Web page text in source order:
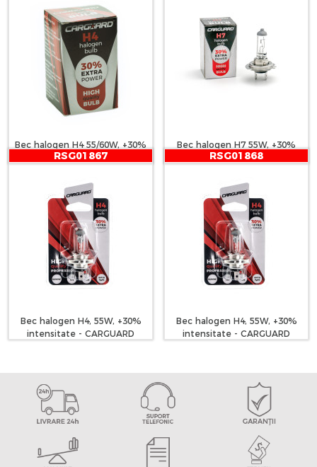
Bec halogen H4 55/60W, +30%
intensitate - CARGUARD
Bec halogen H7 55W, +30%
intensitate - CARGUARD
RSG01867
Bec halogen H4, 55W, +30%
intensitate - CARGUARD
RSG01868
Bec halogen H4, 55W, +30%
intensitate - CARGUARD